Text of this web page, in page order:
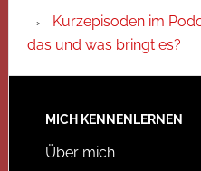
Kurzepisoden im
das und was bringt es?
MICH KENNENLERNEN
Über mich